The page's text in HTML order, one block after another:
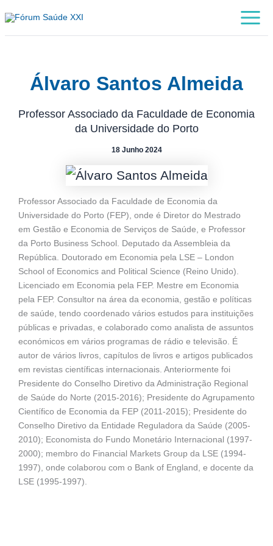
to
content
Main
Menu
Álvaro Santos Almeida
Professor Associado da Faculdade de Economia
da Universidade do Porto
18 Junho 2024
Professor Associado da Faculdade de Economia da
Universidade do Porto (FEP), onde é Diretor do Mestrado
em Gestão e Economia de Serviços de Saúde, e Professor
da Porto Business School. Deputado da Assembleia da
República. Doutorado em Economia pela LSE – London
School of Economics and Political Science (Reino Unido).
Licenciado em Economia pela FEP. Mestre em Economia
pela FEP. Consultor na área da economia, gestão e políticas
de saúde, tendo coordenado vários estudos para instituições
públicas e privadas, e colaborado como analista de assuntos
económicos em vários programas de rádio e televisão. É
autor de vários livros, capítulos de livros e artigos publicados
em revistas científicas internacionais. Anteriormente foi
Presidente do Conselho Diretivo da Administração Regional
de Saúde do Norte (2015-2016); Presidente do Agrupamento
Científico de Economia da FEP (2011-2015); Presidente do
Conselho Diretivo da Entidade Reguladora da Saúde (2005-
2010); Economista do Fundo Monetário Internacional (1997-
2000); membro do Financial Markets Group da LSE (1994-
1997), onde colaborou com o Bank of England, e docente da
LSE (1995-1997).